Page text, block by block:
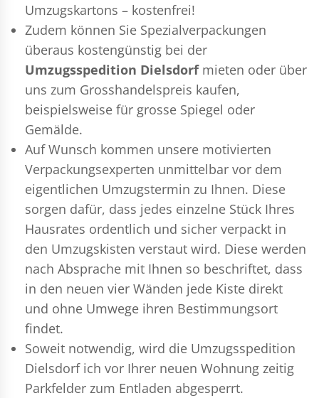
Umzugskartons – kostenfrei!
Zudem können Sie Spezialverpackungen
überaus kostengünstig bei der
Umzugsspedition Dielsdorfmieten oder über
uns zum Grosshandelspreis kaufen,
beispielsweise für grosse Spiegel oder
Gemälde.
Auf Wunsch kommen unsere motivierten
Verpackungsexperten unmittelbar vor dem
eigentlichen Umzugstermin zu Ihnen. Diese
sorgen dafür, dass jedes einzelne Stück Ihres
Hausrates ordentlich und sicher verpackt in
den Umzugskisten verstaut wird. Diese werden
nach Absprache mit Ihnen so beschriftet, dass
in den neuen vier Wänden jede Kiste direkt
und ohne Umwege ihren Bestimmungsort
findet.
Soweit notwendig, wird die Umzugsspedition
Dielsdorf ich vor Ihrer neuen Wohnung zeitig
Parkfelder zum Entladen abgesperrt.